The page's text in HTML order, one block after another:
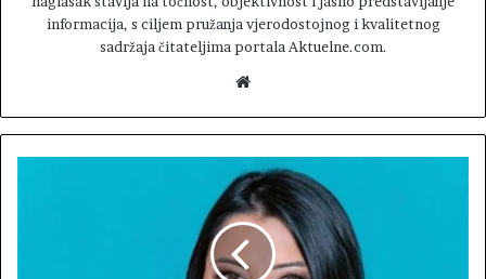
informacija, s ciljem pružanja vjerodostojnog i kvalitetnog
sadržaja čitateljima portala Aktuelne.com.
b
s
i
t
e